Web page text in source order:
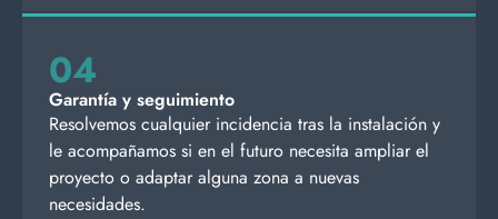
04
Garantía y seguimiento
Resolvemos cualquier incidencia tras la instalación y
le acompañamos si en el futuro necesita ampliar el
proyecto o adaptar alguna zona a nuevas
necesidades.